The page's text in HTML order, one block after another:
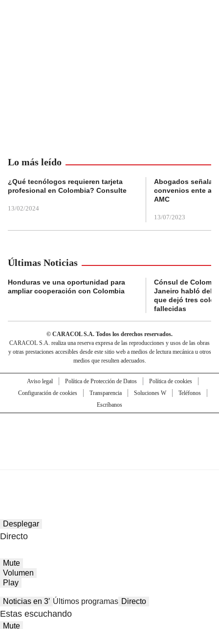
Lo más leído
¿Qué tecnólogos requieren tarjeta
profesional en Colombia? Consulte
13/02/2024
Abogados
convenios ente
AMC
13/07/2023
Últimas Noticias
Honduras ve una oportunidad para
ampliar cooperación con Colombia
Cónsul de
Janeiro habló del
que dejó tres
fallecidas
© CARACOL S.A. Todos los derechos reservados.
CARACOL S.A. realiza una reserva expresa de las reproducciones y usos de las obras
y otras prestaciones accesibles desde este sitio web a medios de lectura mecánica u otros
medios que resulten adecuados.
Aviso legal Política de Protección de Datos
Política de cookies
Configuración de cookies
Transparencia Soluciones W
Teléfonos
Escríbanos
Desplegar
Directo
Mute
Volumen
Play
Noticias en 3′ Últimos programas Directo
Estas escuchando
Mute